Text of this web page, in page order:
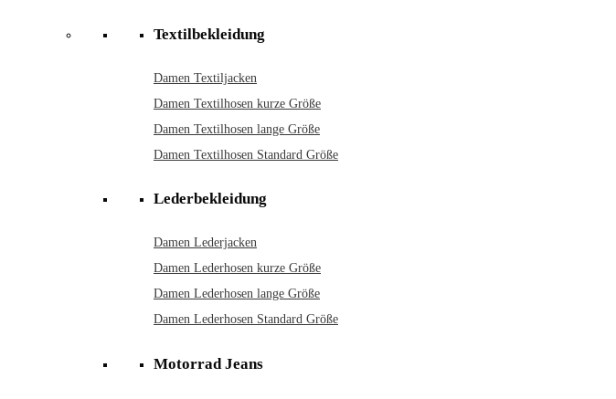
Textilbekleidung
Damen Textiljacken
Damen Textilhosen kurze Größe
Damen Textilhosen lange Größe
Damen Textilhosen Standard Größe
Lederbekleidung
Damen Lederjacken
Damen Lederhosen kurze Größe
Damen Lederhosen lange Größe
Damen Lederhosen Standard Größe
Motorrad Jeans